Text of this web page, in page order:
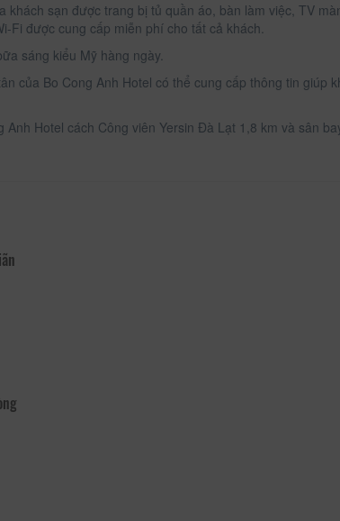
khách sạn được trang bị tủ quần áo, bàn làm việc, TV
Fi được cung cấp miễn phí cho tất cả khách.
sáng kiểu Mỹ hàng ngày.
của Bo Cong Anh Hotel có thể cung cấp thông tin giúp
Anh Hotel cách Công viên Yersin Đà Lạt 1,8 km và sân